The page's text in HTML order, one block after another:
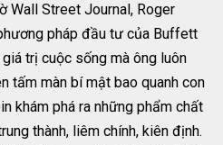
Wall Street Journal, Roger
pháp đầu tư của Buffett
trị cuộc sống mà ông luôn
tấm màn bí mật bao quanh con
khám phá ra những phẩm chất
thành, liêm chính, kiên định.